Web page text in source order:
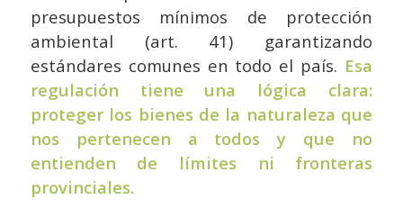
presupuestos mínimos de protección
ambiental (art. 41) garantizando
estándares comunes en todo el país. Esa
regulación tiene una lógica clara:
proteger los bienes de la naturaleza que
nos pertenecen a todos y que no
entienden de límites ni fronteras
provinciales.